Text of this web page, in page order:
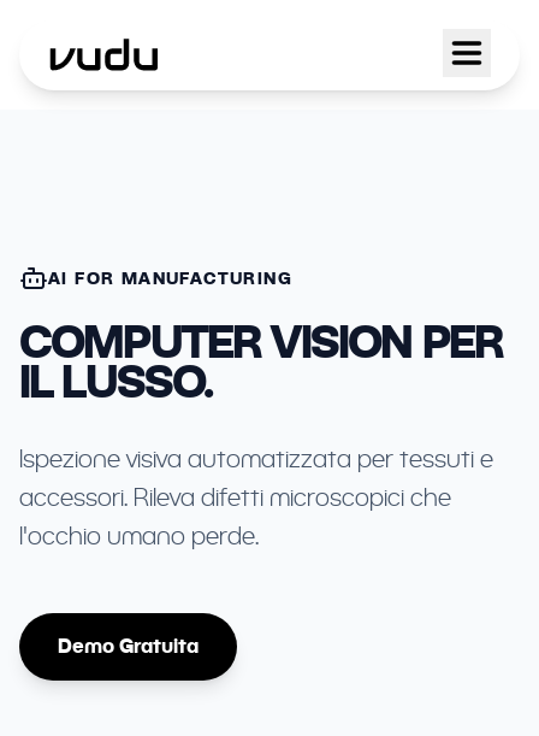
AI FOR MANUFACTURING
COMPUTER VISION PER
IL LUSSO.
Ispezione visiva automatizzata per tessuti e
accessori. Rileva difetti microscopici che
l'occhio umano perde.
Demo Gratuita